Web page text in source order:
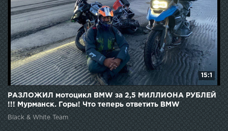
15:1
РАЗЛОЖИЛ мотоцикл BMW за 2,5 МИЛЛИОНА РУБЛЕЙ
!!! Мурманск. Горы! Что теперь ответить BMW
MOTORRAD ??
Black & White Team